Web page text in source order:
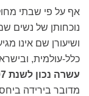
אף על פי שבתי
נוכחותן של נשים
ושיעורן שם אינו
כלל-עולמית,
עשרה נכון לשנת 2007 מכהנות 17 חברות
מדובר בירידה